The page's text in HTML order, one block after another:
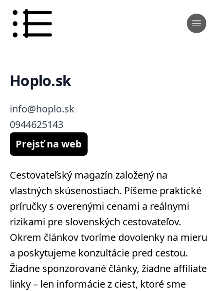
Hoplo.sk
info@hoplo.sk
0944625143
Prejsť na web
Cestovateľský magazín založený na
vlastných skúsenostiach. Píšeme praktické
príručky s overenými cenami a reálnymi
rizikami pre slovenských cestovateľov.
Okrem článkov tvoríme dovolenky na mieru
a poskytujeme konzultácie pred cestou.
Žiadne sponzorované články, žiadne affiliate
linky – len informácie z ciest, ktoré sme